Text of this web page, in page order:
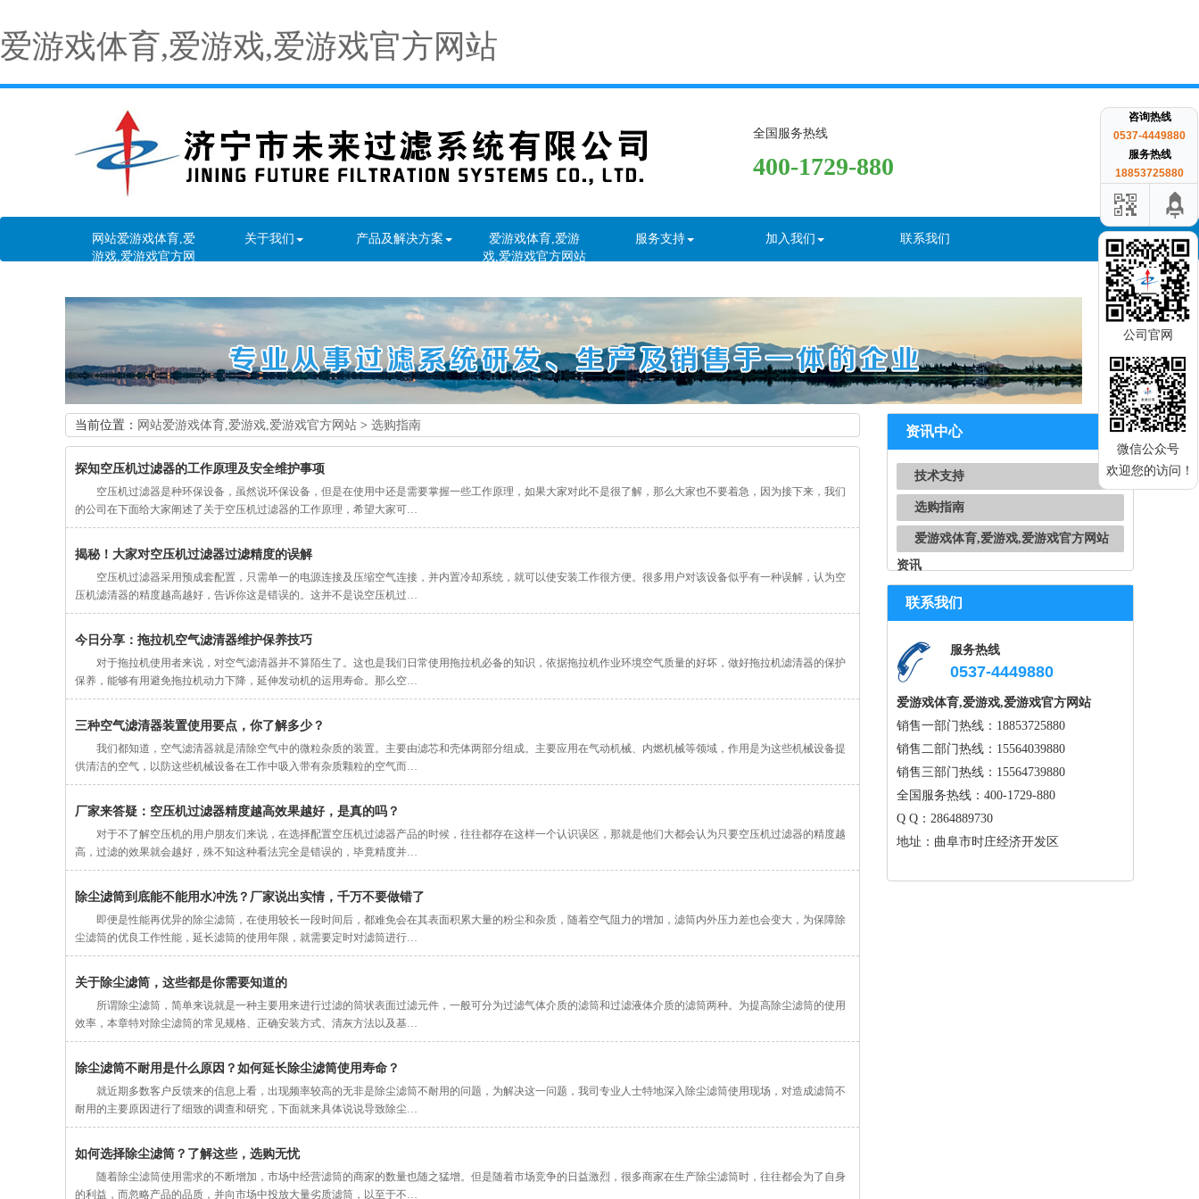
爱游戏体育,爱游戏,爱游戏官方网站
全国服务热线
400-1729-880
网站爱游戏体育,爱
游戏,爱游戏官方网
关于我们 产品及解决方案
爱游戏体育,爱游
戏,爱游戏官方网站
服务支持 加入我们 联系我们
当前位置： 网站爱游戏体育,爱游戏,爱游戏官方网站 > 选购指南
探知空压机过滤器的工作原理及安全维护事项
空压机过滤器是种环保设备，虽然说环保设备，但是在使用中还是需要掌握一些工作原理，如果大家对此不是很了解，那么大家也不要着急，因为接下来，我们
的公司在下面给大家阐述了关于空压机过滤器的工作原理，希望大家可…
揭秘！大家对空压机过滤器过滤精度的误解
空压机过滤器采用预成套配置，只需单一的电源连接及压缩空气连接，并内置冷却系统，就可以使安装工作很方便。很多用户对该设备似乎有一种误解，认为空
压机滤清器的精度越高越好，告诉你这是错误的。这并不是说空压机过…
今日分享：拖拉机空气滤清器维护保养技巧
对于拖拉机使用者来说，对空气滤清器并不算陌生了。这也是我们日常使用拖拉机必备的知识，依据拖拉机作业环境空气质量的好坏，做好拖拉机滤清器的保护
保养，能够有用避免拖拉机动力下降，延伸发动机的运用寿命。那么空…
三种空气滤清器装置使用要点，你了解多少？
我们都知道，空气滤清器就是清除空气中的微粒杂质的装置。主要由滤芯和壳体两部分组成。主要应用在气动机械、内燃机械等领域，作用是为这些机械设备提
供清洁的空气，以防这些机械设备在工作中吸入带有杂质颗粒的空气而…
厂家来答疑：空压机过滤器精度越高效果越好，是真的吗？
对于不了解空压机的用户朋友们来说，在选择配置空压机过滤器产品的时候，往往都存在这样一个认识误区，那就是他们大都会认为只要空压机过滤器的精度越
高，过滤的效果就会越好，殊不知这种看法完全是错误的，毕竟精度并…
除尘滤筒到底能不能用水冲洗？厂家说出实情，千万不要做错了
即便是性能再优异的除尘滤筒，在使用较长一段时间后，都难免会在其表面积累大量的粉尘和杂质，随着空气阻力的增加，滤筒内外压力差也会变大，为保障除
尘滤筒的优良工作性能，延长滤筒的使用年限，就需要定时对滤筒进行…
关于除尘滤筒，这些都是你需要知道的
所谓除尘滤筒，简单来说就是一种主要用来进行过滤的筒状表面过滤元件，一般可分为过滤气体介质的滤筒和过滤液体介质的滤筒两种。为提高除尘滤筒的使用
效率，本章特对除尘滤筒的常见规格、正确安装方式、清灰方法以及基…
除尘滤筒不耐用是什么原因？如何延长除尘滤筒使用寿命？
就近期多数客户反馈来的信息上看，出现频率较高的无非是除尘滤筒不耐用的问题，为解决这一问题，我司专业人士特地深入除尘滤筒使用现场，对造成滤筒不
耐用的主要原因进行了细致的调查和研究，下面就来具体说说导致除尘…
如何选择除尘滤筒？了解这些，选购无忧
随着除尘滤筒使用需求的不断增加，市场中经营滤筒的商家的数量也随之猛增。但是随着市场竞争的日益激烈，很多商家在生产除尘滤筒时，往往都会为了自身
的利益，而忽略产品的品质，并向市场中投放大量劣质滤筒，以至于不…
资讯中心
技术支持
选购指南
爱游戏体育,爱游戏,爱游戏官方网站
资讯
联系我们
服务热线
0537-4449880
爱游戏体育,爱游戏,爱游戏官方网站
销售一部门热线：18853725880
销售二部门热线：15564039880
销售三部门热线：15564739880
全国服务热线：400-1729-880
Q Q：2864889730
地址：曲阜市时庄经济开发区
咨询热线
0537-4449880
服务热线
18853725880
欢迎您的访问！
公司官网
微信公众号